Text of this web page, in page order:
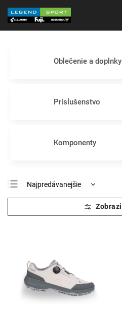
Oblečenie a doplnky
Príslušenstvo
Komponenty
Odporúčame
Najlacnejšie
Najpredávanejšie